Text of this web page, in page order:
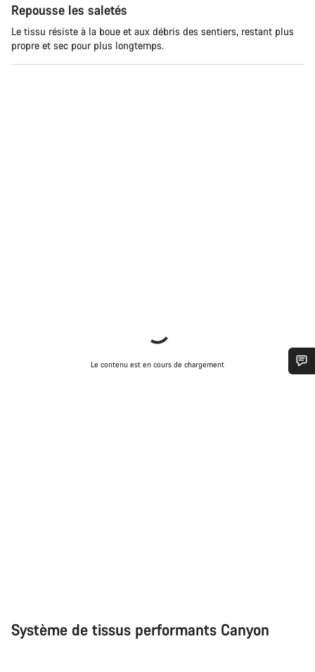
Repousse les saletés
Le tissu résiste à la boue et aux débris des sentiers, restant plus
propre et sec pour plus longtemps.
Le contenu est en cours de chargement
Système de tissus performants Canyon